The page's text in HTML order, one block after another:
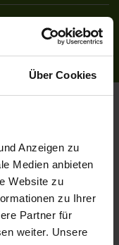
Über Cookies
Anzeigen zu
Medien anbieten
Website zu
zu Ihrer
Partner für
weiter. Unsere